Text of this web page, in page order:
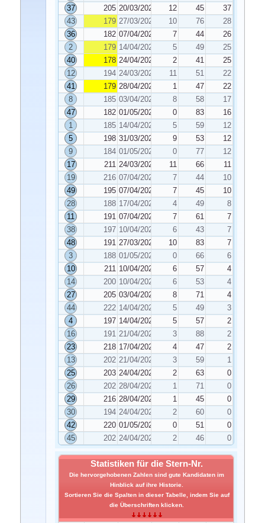
37
205 20/03/2026 12 45
37
43
179 27/03/2026 10 76
28
36
182 07/04/2026 7 44
26
2
179 14/04/2026 5 49
25
40
178 24/04/2026 2 41
25
12
194 24/03/2026 11 51
22
41
179 28/04/2026 1 47
22
8
185 03/04/2026 8 58
17
47
182 01/05/2026 0 83
16
1
185 14/04/2026 5 59
12
5
198 31/03/2026 9 53
12
9
184 01/05/2026 0 77
12
17
211 24/03/2026 11 66
11
19
216 07/04/2026 7 44
10
49
195 07/04/2026 7 45
10
28
188 17/04/2026 4 49
8
11
191 07/04/2026 7 61
7
38
197 10/04/2026 6 43
7
48
191 27/03/2026 10 83
7
3
188 01/05/2026 0 66
6
10
211 10/04/2026 6 57
4
14
200 10/04/2026 6 53
4
27
205 03/04/2026 8 71
4
44
222 14/04/2026 5 49
3
4
197 14/04/2026 5 57
2
16
191 21/04/2026 3 88
2
23
218 17/04/2026 4 47
2
13
202 21/04/2026 3 59
1
25
203 24/04/2026 2 63
0
26
202 28/04/2026 1 71
0
29
216 28/04/2026 1 45
0
30
194 24/04/2026 2 60
0
42
220 01/05/2026 0 51
0
45
202 24/04/2026 2 46 0
Statistiken für die Stern-Nr.
Die hervorgehobenen Zahlen sind gute Kandidaten im
Hinblick auf ihre Historie.
Sortieren Sie die Spalten in dieser Tabelle, indem Sie auf
die Überschriften klicken.